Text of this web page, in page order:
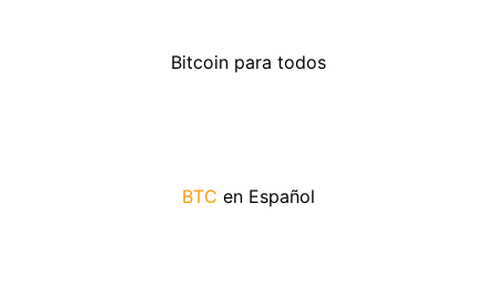
Bitcoin para todos
BTC en Español